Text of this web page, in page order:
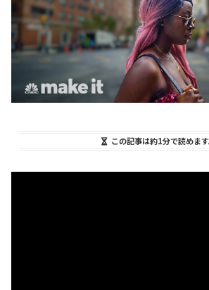
この記事は約1分で読めます